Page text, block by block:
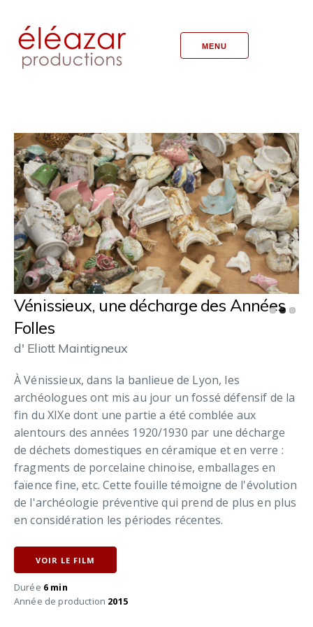
MENU
Vénissieux, une décharge des Années
Folles
d' Eliott Maintigneux
À Vénissieux, dans la banlieue de Lyon, les
archéologues ont mis au jour un fossé défensif de la
fin du XIXe dont une partie a été comblée aux
alentours des années 1920/1930 par une décharge
de déchets domestiques en céramique et en verre :
fragments de porcelaine chinoise, emballages en
faïence fine, etc. Cette fouille témoigne de l'évolution
de l'archéologie préventive qui prend de plus en plus
en considération les périodes récentes.
VOIR LE FILM
Durée 6 min
Année de production 2015